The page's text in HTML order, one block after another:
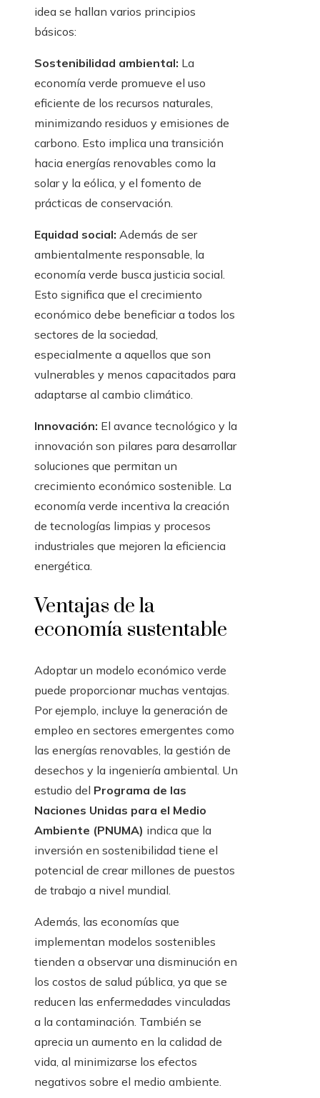
idea se hallan varios principios
básicos:
Sostenibilidad ambiental: La
economía verde promueve el uso
eficiente de los recursos naturales,
minimizando residuos y emisiones de
carbono. Esto implica una transición
hacia energías renovables como la
solar y la eólica, y el fomento de
prácticas de conservación.
Equidad social: Además de ser
ambientalmente responsable, la
economía verde busca justicia social.
Esto significa que el crecimiento
económico debe beneficiar a todos los
sectores de la sociedad,
especialmente a aquellos que son
vulnerables y menos capacitados para
adaptarse al cambio climático.
Innovación: El avance tecnológico y la
innovación son pilares para desarrollar
soluciones que permitan un
crecimiento económico sostenible. La
economía verde incentiva la creación
de tecnologías limpias y procesos
industriales que mejoren la eficiencia
energética.
Ventajas de la
economía sustentable
Adoptar un modelo económico verde
puede proporcionar muchas ventajas.
Por ejemplo, incluye la generación de
empleo en sectores emergentes como
las energías renovables, la gestión de
desechos y la ingeniería ambiental. Un
estudio del Programa de las
Naciones Unidas para el Medio
Ambiente (PNUMA) indica que la
inversión en sostenibilidad tiene el
potencial de crear millones de puestos
de trabajo a nivel mundial.
Además, las economías que
implementan modelos sostenibles
tienden a observar una disminución en
los costos de salud pública, ya que se
reducen las enfermedades vinculadas
a la contaminación. También se
aprecia un aumento en la calidad de
vida, al minimizarse los efectos
negativos sobre el medio ambiente.